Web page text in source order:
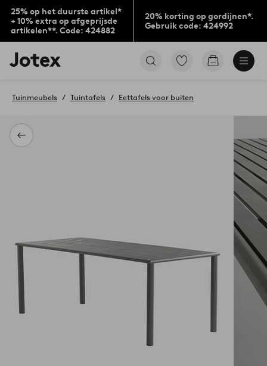
25% op het duurste artikel*
+ 10% extra op afgeprijsde
artikelen**. Code: 424882
20% korting op gordijnen*.
Gebruik code: 424992
Jotex
logo
to
home
page
Ga
gemarkeerde
Go
Terug
Tuinmeubels Tuintafels Eettafels voor buiten